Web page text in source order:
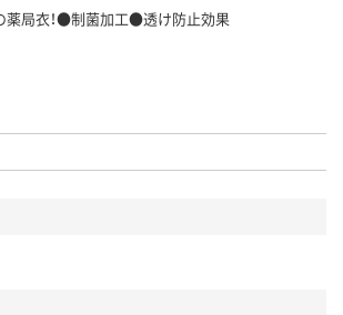
薬局衣！●制菌加工●透け防止効果